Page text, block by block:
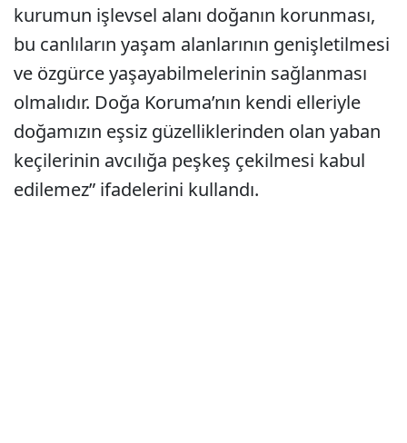
kurumun işlevsel alanı doğanın korunması,
bu canlıların yaşam alanlarının genişletilmesi
ve özgürce yaşayabilmelerinin sağlanması
olmalıdır. Doğa Koruma’nın kendi elleriyle
doğamızın eşsiz güzelliklerinden olan yaban
keçilerinin avcılığa peşkeş çekilmesi kabul
edilemez” ifadelerini kullandı.